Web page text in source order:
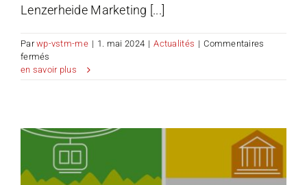
Lenzerheide Marketing [...]
Parwp-vstm-me | 1. mai 2024 | Actualités | Commentaires
fermés
Marc
Schlüssel
conseil
d’administration
en savoir plus